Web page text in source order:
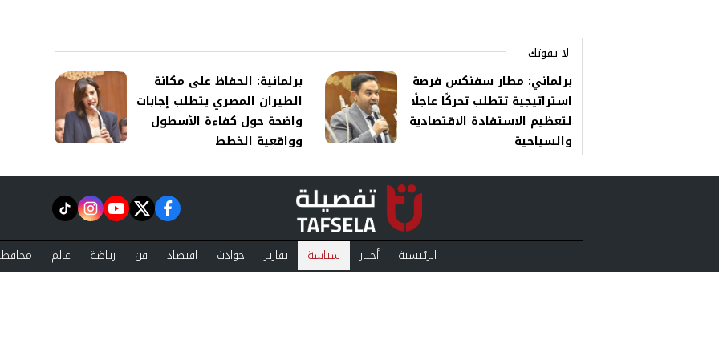
لا يفوتك
برلماني: مطار سفنكس فرصة
استراتيجية تتطلب تحركًا عاجلًا
لتعظيم الاستفادة الاقتصادية
والسياحية
برلمانية: الحفاظ على مكانة
الطيران المصري يتطلب إجابات
واضحة حول كفاءة الأسطول
وواقعية الخطط
facebook
twitter
youtube
instagram
tiktok
الرئيسية أخبار سياسة تقارير حوادث اقتصاد فن رياضة عالم